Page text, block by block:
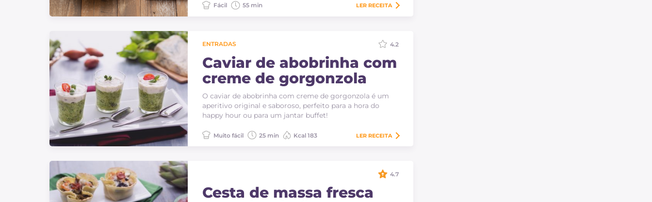
Fácil 55 min LER RECEITA
ENTRADAS
Caviar de abobrinha com
creme de gorgonzola
O caviar de abobrinha com creme de gorgonzola é um
aperitivo original e saboroso, perfeito para a hora do
happy hour ou para um jantar buffet!
4.2
Muito fácil 25 min Kcal 183 LER RECEITA
Cesta de massa fresca
4.7